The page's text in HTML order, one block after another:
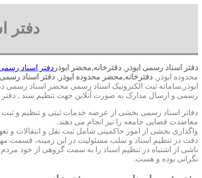
دفتر
دفتر اسناد رسمی ابوذر , دفترخانه,محضر ابوذر دفتر اسناد رسمی
محدوده ابوذر, دفترخانه,محضر محدوده ابوذر , دفتر اسناد
ابوذر,سامانه ثبت الکترونیک اسناد رسمی محضر اسناد رسمی
رسمی و ارسال مدارک به صورت آنلاین جهت تنظیم سند , دفتر
دفاتر اسناد رسمی بخشی از عرضه خدمات ثبتی و تنظیم و
معاضدت قضایی جامعه را نیز انجام می دهند.
واگذاری بخشی از امور حاکمیتی شامل ثبت نقل و انتقالات
دقت در تنظیم اسناد و سلب مسئولیت در این زمینه، قسمت
ناشی از اشتباه در تنظیم اسناد را به سمت گروهی از خود
نگرانی بوده و هست.